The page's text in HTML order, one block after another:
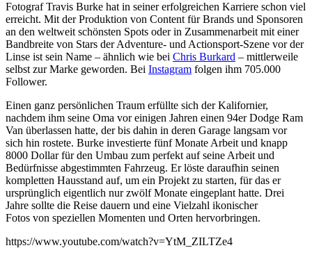
Fotograf Travis Burke hat in seiner erfolgreichen Karriere schon viel
erreicht. Mit der Produktion von Content für Brands und Sponsoren
an den weltweit schönsten Spots oder in Zusammenarbeit mit einer
Bandbreite von Stars der Adventure- und Actionsport-Szene vor der
Linse ist sein Name – ähnlich wie bei Chris Burkard – mittlerweile
selbst zur Marke geworden. Bei Instagram folgen ihm 705.000
Follower.
Einen ganz persönlichen Traum erfüllte sich der Kalifornier,
nachdem ihm seine Oma vor einigen Jahren einen 94er Dodge Ram
Van überlassen hatte, der bis dahin in deren Garage langsam vor
sich hin rostete. Burke investierte fünf Monate Arbeit und knapp
8000 Dollar für den Umbau zum perfekt auf seine Arbeit und
Bedürfnisse abgestimmten Fahrzeug. Er löste daraufhin seinen
kompletten Hausstand auf, um ein Projekt zu starten, für das er
ursprünglich eigentlich nur zwölf Monate eingeplant hatte. Drei
Jahre sollte die Reise dauern und eine Vielzahl ikonischer
Fotos von speziellen Momenten und Orten hervorbringen.
https://www.youtube.com/watch?v=YtM_ZILTZe4